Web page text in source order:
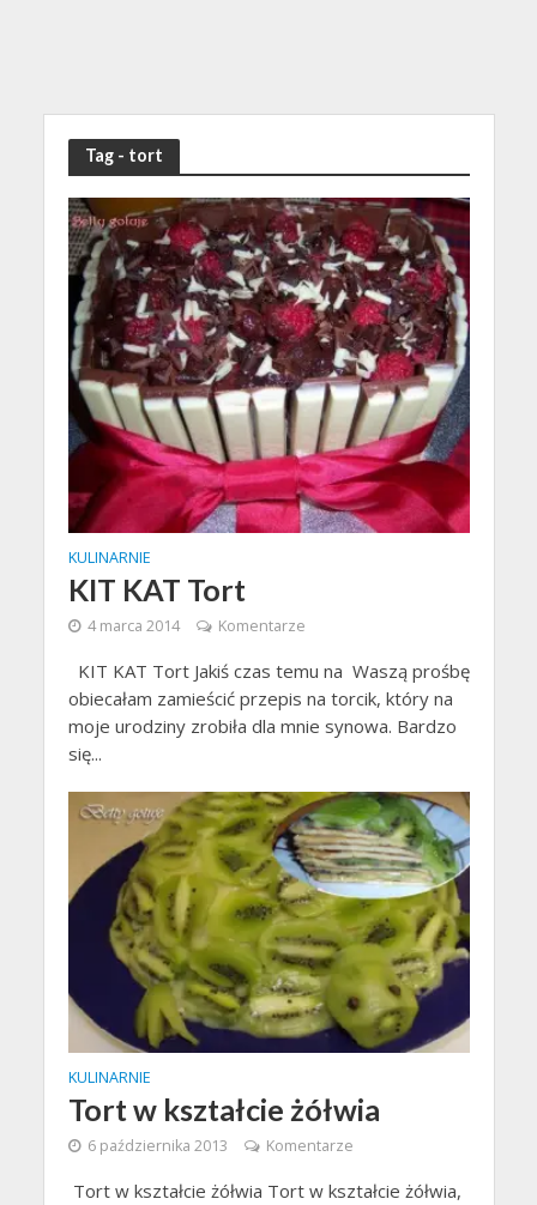
Tag - tort
KULINARNIE
KIT KAT Tort
4 marca 2014 Komentarze
KIT KAT Tort Jakiś czas temu na Waszą prośbę
obiecałam zamieścić przepis na torcik, który na
moje urodziny zrobiła dla mnie synowa. Bardzo
się...
KULINARNIE
Tort w kształcie żółwia
6 października 2013 Komentarze
Tort w kształcie żółwia Tort w kształcie żółwia,